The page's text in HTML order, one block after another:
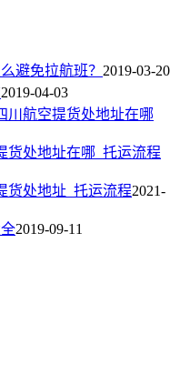
避免拉航班？ 2019-03-20
2019-04-03
川航空提货处地址在哪
货处地址在哪_托运流程
货处地址_托运流程2021-
2019-09-11